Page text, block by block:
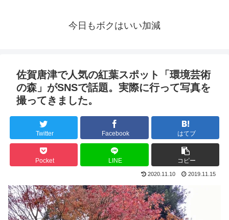
今日もボクはいい加減
佐賀唐津で人気の紅葉スポット「環境芸術
の森」がSNSで話題。実際に行って写真を
撮ってきました。
Twitter Facebook はてブ
Pocket LINE コピー
2020.11.10 2019.11.15